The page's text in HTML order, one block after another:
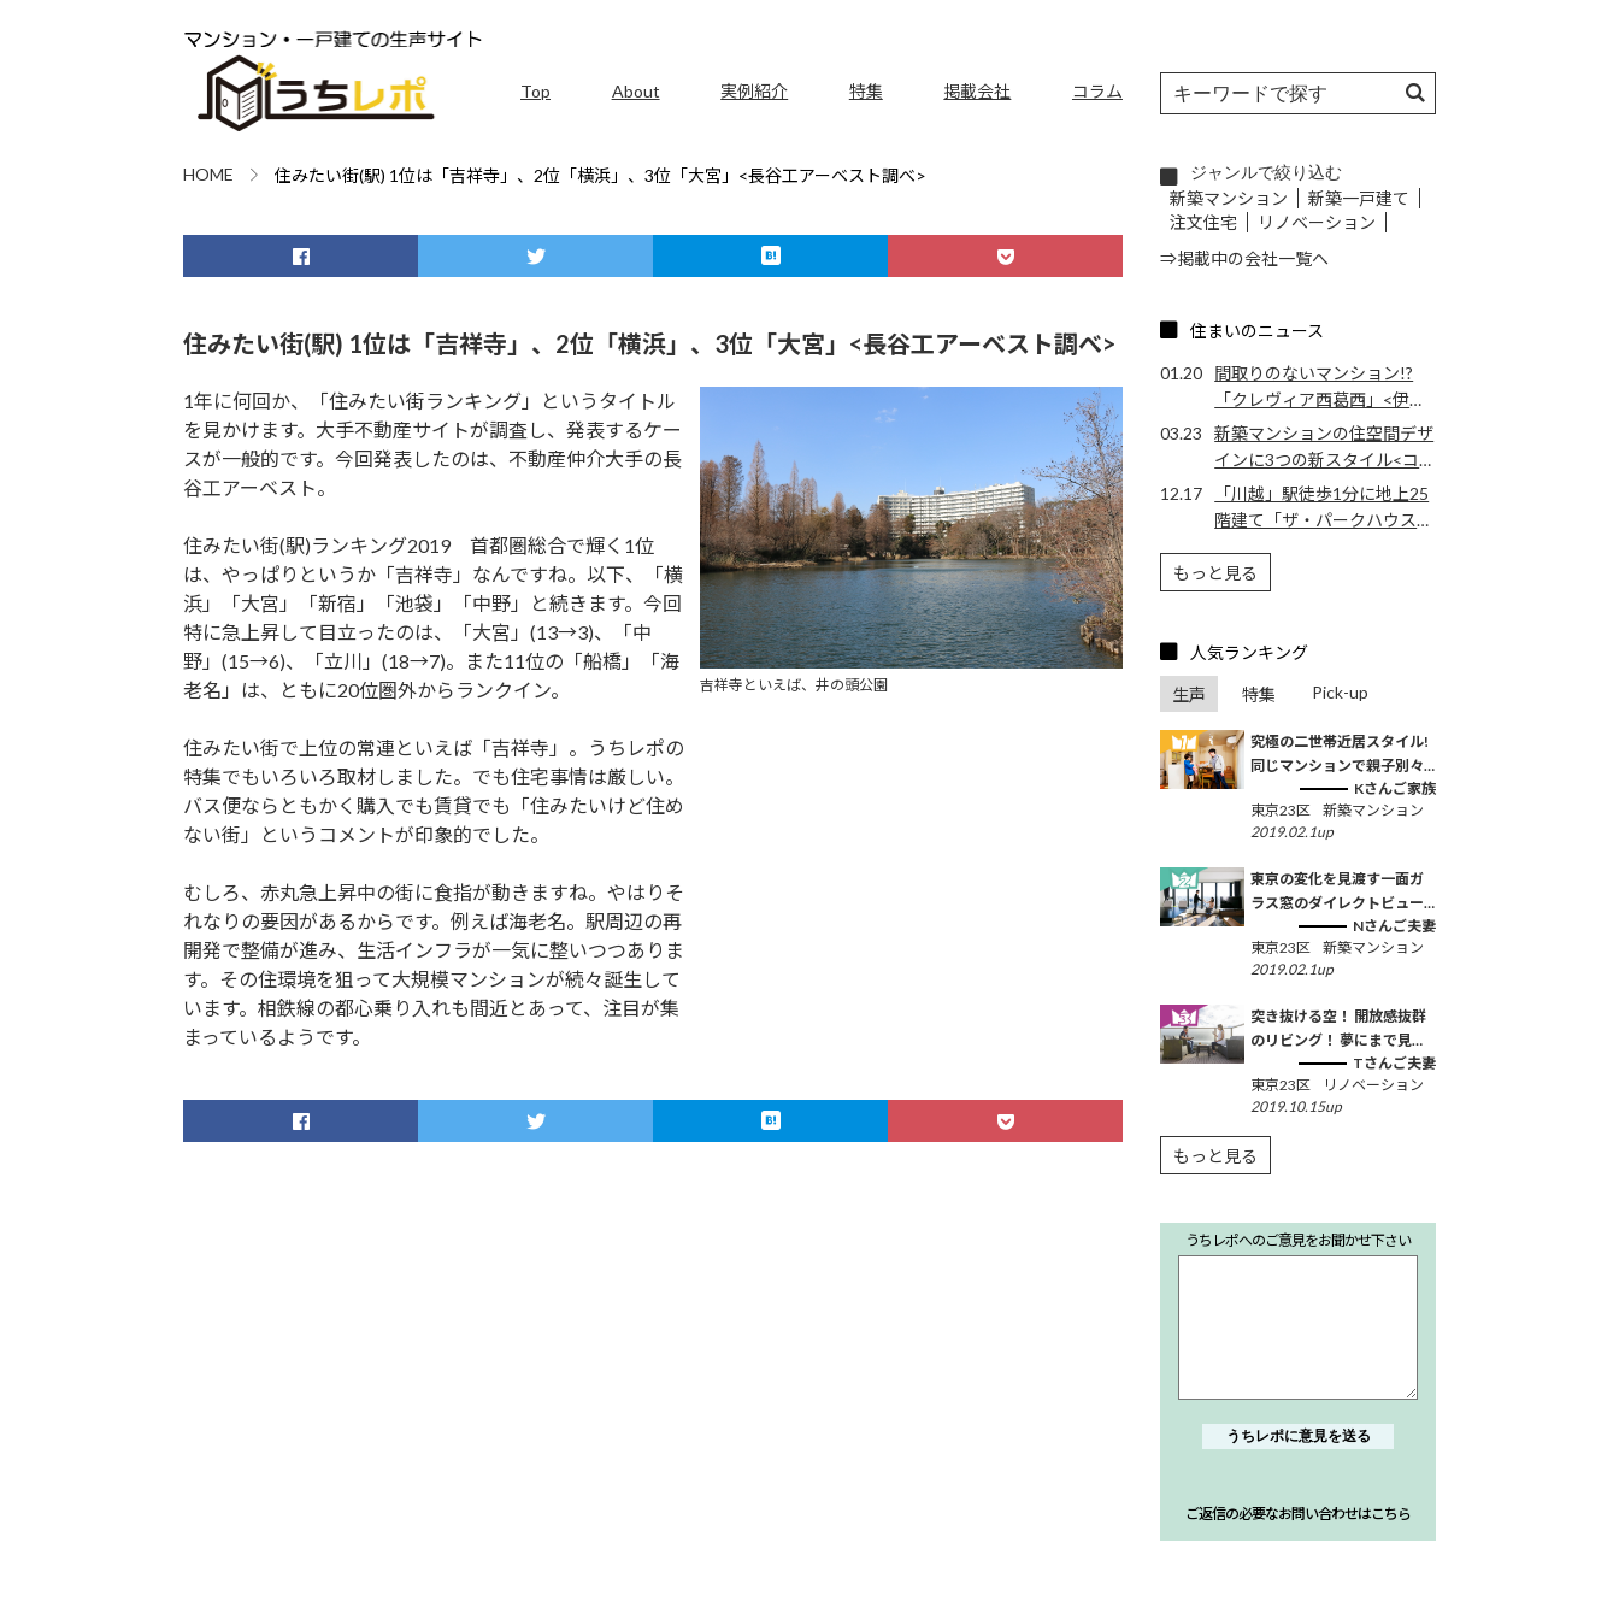
Top About 実例紹介 特集 掲載会社 コラム
HOME 住みたい街(駅) 1位は「吉祥寺」、2位「横浜」、3位「大宮」<長谷工アーベスト調べ>
住みたい街(駅) 1位は「吉祥寺」、2位「横浜」、3位「大宮」<長谷工アーベスト調べ>
1年に何回か、「住みたい街ランキング」というタイトル
を見かけます。大手不動産サイトが調査し、発表するケー
スが一般的です。今回発表したのは、不動産仲介大手の長
谷工アーベスト。
住みたい街(駅)ランキング2019 首都圏総合で輝く1位
は、やっぱりというか「吉祥寺」なんですね。以下、「横
浜」「大宮」「新宿」「池袋」「中野」と続きます。今回
特に急上昇して目立ったのは、「大宮」(13→3)、「中
野」(15→6)、「立川」(18→7)。また11位の「船橋」「海
老名」は、ともに20位圏外からランクイン。
住みたい街で上位の常連といえば「吉祥寺」。うちレポの
特集でもいろいろ取材しました。でも住宅事情は厳しい。
バス便ならともかく購入でも賃貸でも「住みたいけど住め
ない街」というコメントが印象的でした。
むしろ、赤丸急上昇中の街に食指が動きますね。やはりそ
れなりの要因があるからです。例えば海老名。駅周辺の再
開発で整備が進み、生活インフラが一気に整いつつありま
す。その住環境を狙って大規模マンションが続々誕生して
います。相鉄線の都心乗り入れも間近とあって、注目が集
まっているようです。
吉祥寺といえば、井の頭公園
ジャンルで絞り込む
新築マンション
新築一戸建て
注文住宅
リノベーション
⇒掲載中の会社一覧へ
住まいのニュース
01.20
間取りのないマンション!?
「クレヴィア西葛西」<伊藤
忠都市開発>
03.23
新築マンションの住空間デザ
インに3つの新スタイル<コ
スモスイニシア>
12.17
「川越」駅徒歩1分に地上25
階建て「ザ・パークハウス
テンス・大栄不動産>
もっと見る
人気ランキング
生声 特集 Pick-up
究極の二世帯近居スタイル!
同じマンションで親子別々
の住戸を購入
Kさんご家族
東京23区
新築マンション
2019.02.1up
東京の変化を見渡す一面ガ
ラス窓のダイレクトビュー
は、何年経っても一番の贅
沢です
Nさんご夫妻
東京23区
新築マンション
2019.02.1up
突き抜ける空！ 開放感抜群
のリビング！ 夢にまで見
た“東京×100㎡×リノベマン
ション”
Tさんご夫妻
東京23区
リノベーション
2019.10.15up
もっと見る
うちレポへのご意見をお聞かせ下さい
ご返信の必要なお問い合わせはこちら